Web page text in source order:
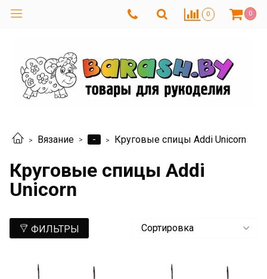
0 0
Вязание - Круговые спицы Addi Unicorn
Круговые спицы Addi
Unicorn
ФИЛЬТРЫ